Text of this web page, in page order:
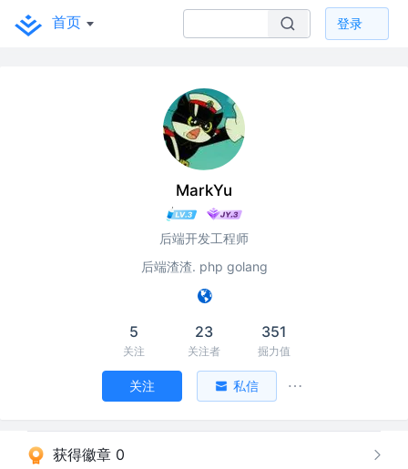
首页 登录
MarkYu
后端开发工程师
后端渣渣. php golang
5
关注
23
关注者
351
掘力值
关注 私信
获得徽章 0